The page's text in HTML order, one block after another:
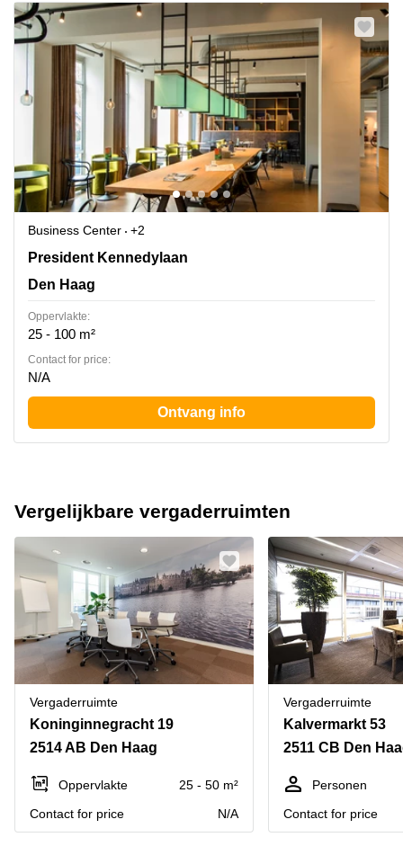
Business Center
+2
President Kennedylaan 19, Den Haag, Den Haag
President Kennedylaan
Den Haag
Oppervlakte:
25 - 100 m²
Contact for price:
N/A
Ontvang info
Vergelijkbare vergaderruimten
Vergaderruimte
Koninginnegracht 19
2514 AB Den Haag
Oppervlakte
25 - 50 m²
Contact for price
N/A
Vergaderruimte
Kalvermarkt 53
2511 CB Den
Personen
Contact for price